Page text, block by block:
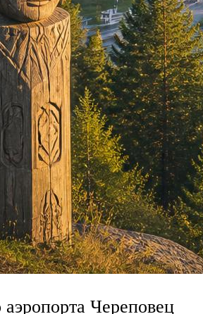
Череповец